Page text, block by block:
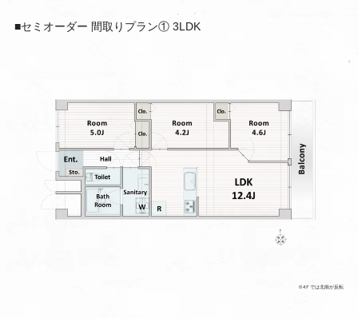
■セミオーダー 間取りプラン① 3LDK
※4Ｆでは北南が反転